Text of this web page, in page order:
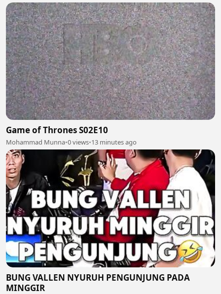
Game of Thrones S02E10
Mohammad Munna•0 views•13 minutes ago
BUNG VALLEN NYURUH PENGUNJUNG PADA
MINGGIR